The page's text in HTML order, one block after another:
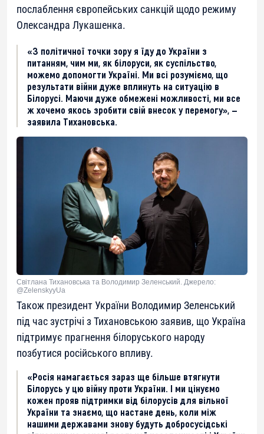
послаблення європейських санкцій щодо режиму
Олександра Лукашенка.
«З політичної точки зору я їду до України з
питанням, чим ми, як білоруси, як суспільство,
можемо допомогти Україні. Ми всі розуміємо, що
результати війни дуже вплинуть на ситуацію в
Білорусі. Маючи дуже обмежені можливості, ми все
ж хочемо якось зробити свій внесок у перемогу», —
заявила Тихановська.
Світлана Тихановська та Володимир Зеленський. Джерело:
@ZelenskyyUa
Також президент України Володимир Зеленський
під час зустрічі з Тихановською заявив, що Україна
підтримує прагнення білоруського народу
позбутися російського впливу.
«Росія намагається зараз ще більше втягнути
Білорусь у цю війну проти України. І ми цінуємо
кожен прояв підтримки від білорусів для вільної
України та знаємо, що настане день, коли між
нашими державами знову будуть добросусідські